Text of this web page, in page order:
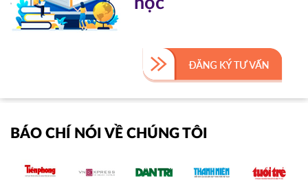
BÁO CHÍ NÓI VỀ CHÚNG TÔI